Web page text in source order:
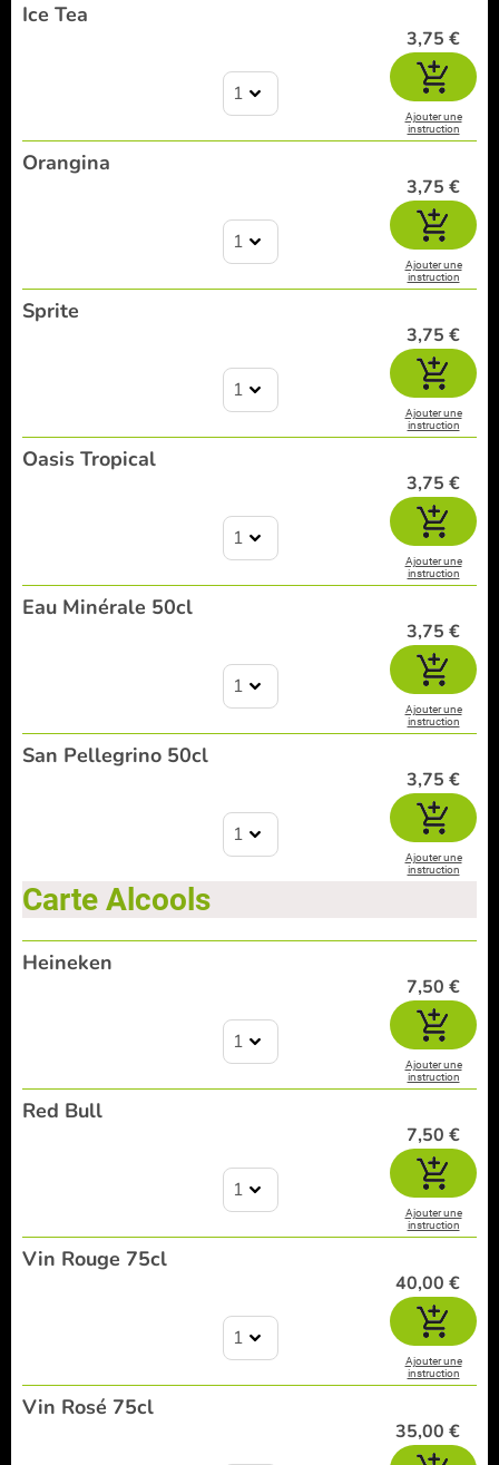
Ice Tea
1
3,75 €
Ajouter une
instruction
Orangina
1
3,75 €
Ajouter une
instruction
Sprite
1
3,75 €
Ajouter une
instruction
Oasis Tropical
1
3,75 €
Ajouter une
instruction
Eau Minérale 50cl
1
3,75 €
Ajouter une
instruction
San Pellegrino 50cl
1
3,75 €
Ajouter une
instruction
Carte Alcools
Heineken
1
7,50 €
Ajouter une
instruction
Red Bull
1
7,50 €
Ajouter une
instruction
Vin Rouge 75cl
1
40,00 €
Ajouter une
instruction
Vin Rosé 75cl
35,00 €